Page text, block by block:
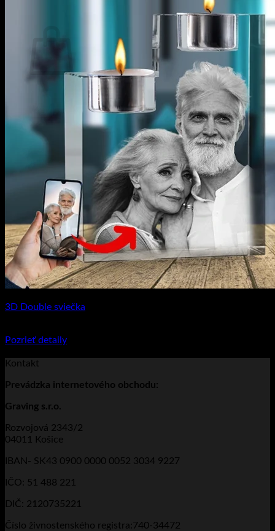
Žiadne produkty v košíku.
Vrátiť sa do obchodu
3D Double sviečka
Pozrieť detaily
Kontakt
Prevádzka internetového obchodu:
Graving s.r.o.
Rozvojová 2343/2
04011 Košice
IBAN- SK43 0900 0000 0052 3034 9227
IČO: 51 488 221
DIČ: 2120735221
Číslo živnostenského registra:740-34472